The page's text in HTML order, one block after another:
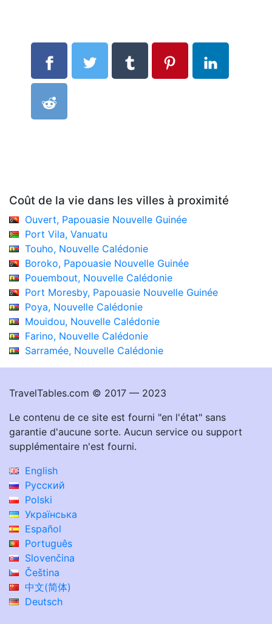
Coût de la vie dans les villes à proximité
Ouvert, Papouasie Nouvelle Guinée
Port Vila, Vanuatu
Touho, Nouvelle Calédonie
Boroko, Papouasie Nouvelle Guinée
Pouembout, Nouvelle Calédonie
Port Moresby, Papouasie Nouvelle Guinée
Poya, Nouvelle Calédonie
Mouidou, Nouvelle Calédonie
Farino, Nouvelle Calédonie
Sarramée, Nouvelle Calédonie
TravelTables.com © 2017 — 2023
Le contenu de ce site est fourni "en l'état" sans
garantie d'aucune sorte. Aucun service ou support
supplémentaire n'est fourni.
English
Русский
Polski
Українська
Español
Português
Slovenčina
Čeština
中文(简体)
Deutsch